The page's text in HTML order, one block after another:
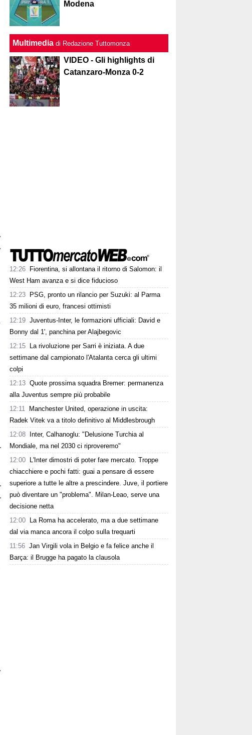
Modena
Multimedia di Redazione Tuttomonza
VIDEO - Gli highlights di
Catanzaro-Monza 0-2
12:26
Fiorentina, si allontana il ritorno di Salomon: il
West Ham avanza e si dice fiducioso
12:23
PSG, pronto un rilancio per Suzuki: al Parma
35 milioni di euro, francesi ottimisti
12:19 Juventus-Inter, le formazioni ufficiali: David e
Bonny dal 1', panchina per Alajbegovic
12:15
La rivoluzione per Sarri è iniziata. A due
settimane dal campionato l'Atalanta cerca gli ultimi
colpi
12:13 Quote prossima squadra Bremer: permanenza
alla Juventus sempre più probabile
12:11
Manchester United, operazione in uscita:
Radek Vitek va a titolo definitivo al Middlesbrough
12:08
Inter, Calhanoglu: "Delusione Turchia al
Mondiale, ma nel 2030 ci riproveremo"
12:00
L'Inter dimostri di poter fare mercato. Troppe
chiacchiere e pochi fatti: guai a pensare di essere
superiore a tutte le altre a prescindere. Juve, il portiere
può diventare un "problema". Milan-Leao, serve una
decisione netta
12:00
La Roma ha accelerato, ma a due settimane
dal via manca ancora il colpo sulla trequarti
11:56 Jan Virgili vola in Belgio e fa felice anche il
Barça: il Brugge ha pagato la clausola